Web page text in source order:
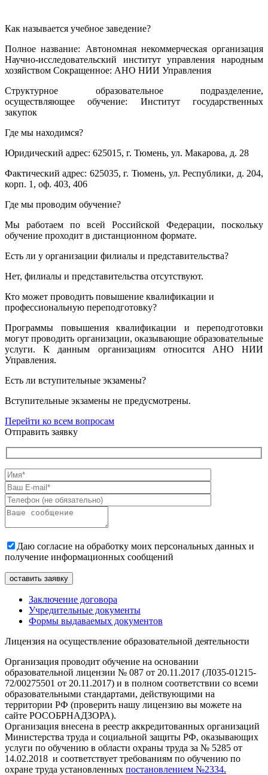
Как называется учебное заведение?
Полное название: Автономная некоммерческая организация
Научно-исследовательский институт управления народным
хозяйством Сокращенное: АНО НИИ Управления
Структурное образовательное подразделение,
осуществляющее обучение: Институт государственных
закупок
Где мы находимся?
Юридический адрес: 625015, г. Тюмень, ул. Макарова, д. 28
Фактический адрес: 625035, г. Тюмень, ул. Республики, д. 204,
корп. 1, оф. 403, 406
Где мы проводим обучение?
Мы работаем по всей Российской Федерации, поскольку
обучение проходит в дистанционном формате.
Есть ли у организации филиалы и представительства?
Нет, филиалы и представительства отсутствуют.
Кто может проводить повышение квалификации и
профессиональную переподготовку?
Программы повышения квалификации и переподготовки
могут проводить организации, оказывающие образовательные
услуги. К данным организациям относится АНО НИИ
Управления.
Есть ли вступительные экзамены?
Вступительные экзамены не предусмотрены.
Перейти ко всем вопросам
Отправить заявку
Даю согласие на обработку моих персональных данных и
получение информационных сообщений
Заключение договора
Учредительные документы
Формы выдаваемых документов
Лицензия на осуществление образовательной деятельности
Организация проводит обучение на основании
образовательной лицензии № 087 от 20.11.2017 (Л035-01215-
72/00275501 от 20.11.2017) и в полном соответствии со всеми
образовательными стандартами, действующими на
территории РФ (проверить нашу лицензию вы можете на
сайте РОСОБРНАДЗОРА).
Организация внесена в реестр аккредитованных организаций
Министерства труда и социальной защиты РФ, оказывающих
услуги по обучению в области охраны труда за № 5285 от
14.02.2018 и соответствует требованиям по обучению по
охране труда установленных постановлением №2334.